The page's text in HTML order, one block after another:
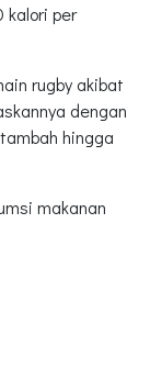
kalori per
rugby akibat
dengan
hingga
makanan